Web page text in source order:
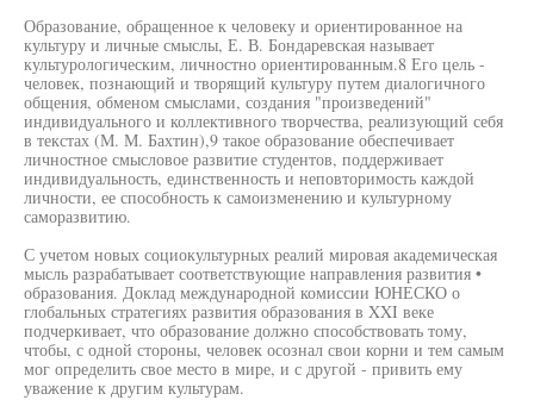
Образование, обращенное к человеку и ориентированное на
культуру и личные смыслы, Е. В. Бондаревская называет
культурологическим, личностно ориентированным.8 Его цель -
человек, познающий и творящий культуру путем диалогичного
общения, обменом смыслами, создания "произведений"
индивидуального и коллективного творчества, реализующий себя
в текстах (М. М. Бахтин),9 такое образование обеспечивает
личностное смысловое развитие студентов, поддерживает
индивидуальность, единственность и неповторимость каждой
личности, ее способность к самоизменению и культурному
саморазвитию.
С учетом новых социокультурных реалий мировая академическая
мысль разрабатывает соответствующие направления развития •
образования. Доклад международной комиссии ЮНЕСКО о
глобальных стратегиях развития образования в XXI веке
подчеркивает, что образование должно способствовать тому,
чтобы, с одной стороны, человек осознал свои корни и тем самым
мог определить свое место в мире, и с другой - привить ему
уважение к другим культурам.